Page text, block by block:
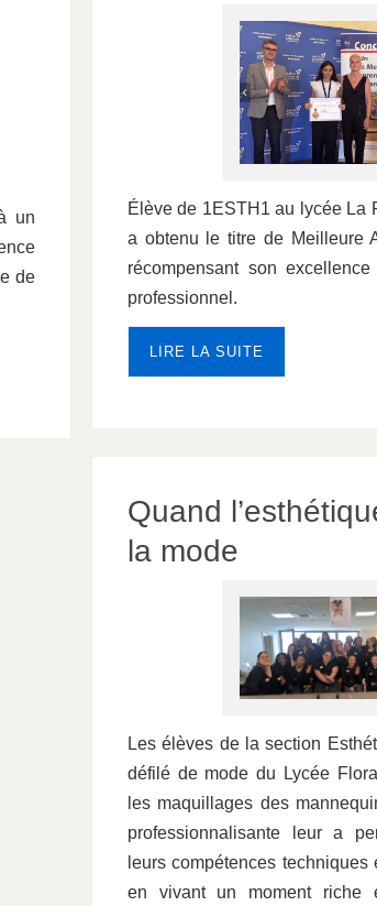
Élève de 1ESTH1 au lycée La
a obtenu le titre de Meilleure
récompensant son
professionnel.
LIRE LA SUITE
un
de
Quand
la mode
Les élèves de la section
défilé de mode du Lycée
les maquillages des
professionnalisante leur a
leurs compétences
en vivant un moment riche